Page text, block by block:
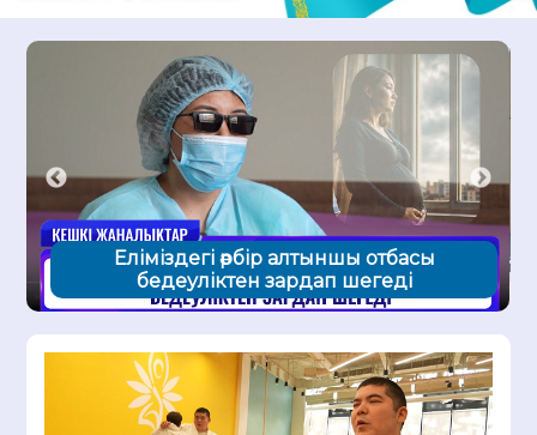
Еліміздегі әрбір алтыншы отбасы
бедеуліктен зардап шегеді